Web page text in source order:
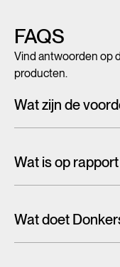
FAQS
Vind antwoorden op
producten.
Wat zijn de
interieur. Maar tapijt
ook een
Wat is op
de tegelrand en zul
Bij het ene dessin
Wat doet